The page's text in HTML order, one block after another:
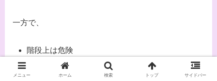
一方で、
階段上は危険
揺らす時期は壊れやすい
メニュー ホーム 検索 トップ サイドバー